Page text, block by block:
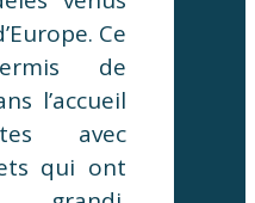
Ce
de
l’accueil
avec
qui ont